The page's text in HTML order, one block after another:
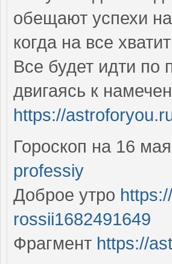
обещают успехи
когда на все
Все будет идти по
двигаясь к
https://
Гороскоп на 16 мая
professiy
Доброе утро
rossii1682491649
Фрагмент https://